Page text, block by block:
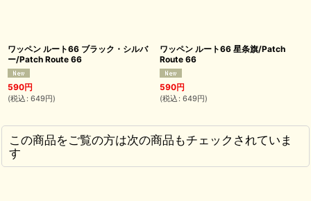
ワッペン ルート66 ブラック・シルバ
ー/Patch Route 66
590円
(税込 : 649円)
ワッペン ルート66 星条旗/Patch
Route 66
590円
(税込 : 649円)
この商品をご覧の方は次の商品もチェックされていま
す